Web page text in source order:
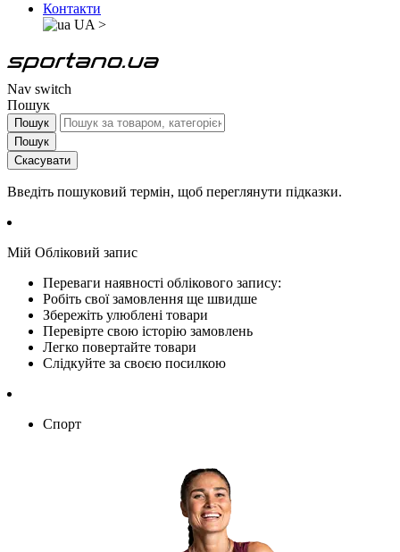
Контакти
UA >
Nav switch
Пошук
Пошук
Пошук
Скасувати
Введіть пошуковий термін, щоб переглянути підказки.
Мій Обліковий запис
Переваги наявності облікового запису:
Робіть свої замовлення ще швидше
Збережіть улюблені товари
Перевірте свою історію замовлень
Легко повертайте товари
Слідкуйте за своєю посилкою
Спорт